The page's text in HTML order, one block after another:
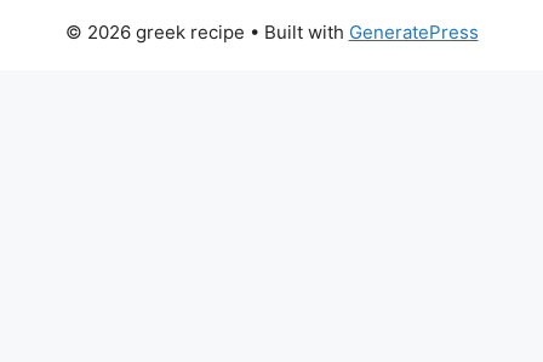
© 2026 greek recipe • Built with GeneratePress